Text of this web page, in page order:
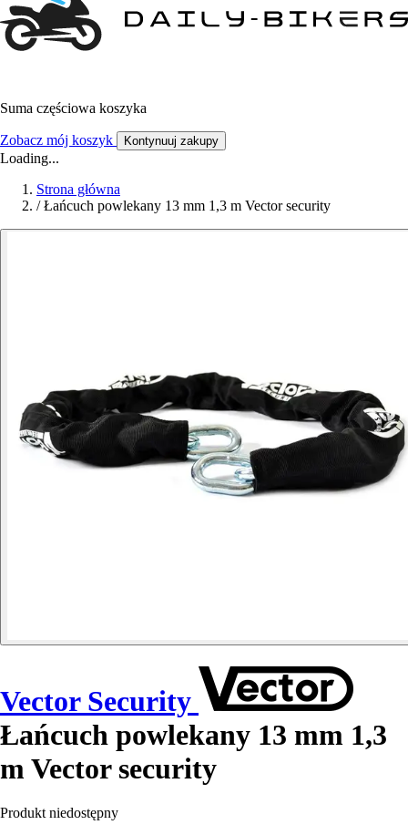
Suma częściowa koszyka
Zobacz mój koszyk Kontynuuj zakupy
Loading...
Strona główna
/ Łańcuch powlekany 13 mm 1,3 m Vector security
Vector Security
Łańcuch powlekany 13 mm 1,3
m Vector security
Produkt niedostępny